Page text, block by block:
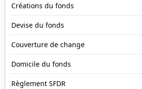
Créations du fonds
Devise du fonds
Couverture de change
Domicile du fonds
Règlement SFDR